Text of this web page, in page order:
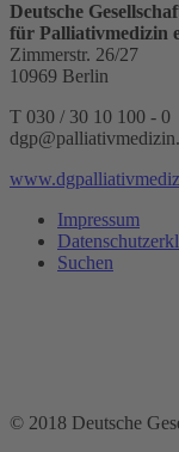
Deutsche
für Palliativmedizin
Zimmerstr. 26/27
10969 Berlin
T 030 / 30 10 100 - 0
Impressum
Suchen
© 2018 Deutsche